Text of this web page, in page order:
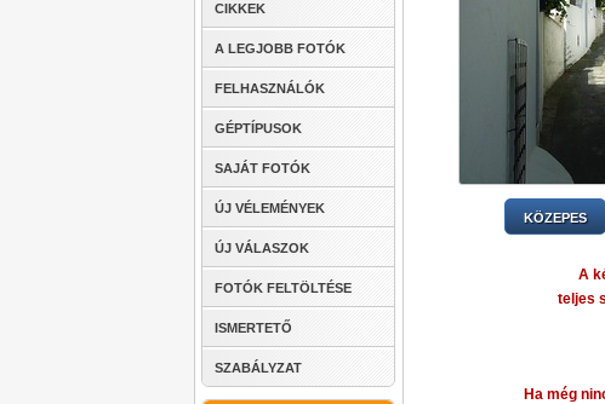
CIKKEK
A LEGJOBB FOTÓK
FELHASZNÁLÓK
GÉPTÍPUSOK
SAJÁT FOTÓK
ÚJ VÉLEMÉNYEK
ÚJ VÁLASZOK
FOTÓK FELTÖLTÉSE
ISMERTETŐ
SZABÁLYZAT
KÖZEPES
A
teljes
Ha még